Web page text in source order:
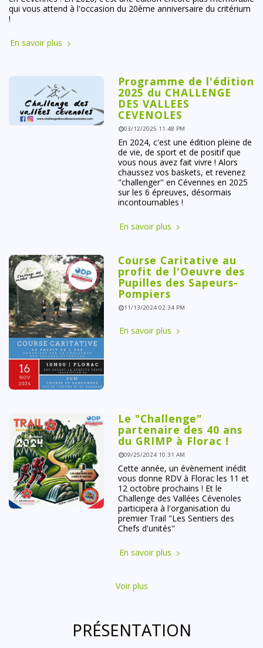
qui vous attend à l'occasion du 20ème anniversaire du critérium
!
En savoir plus
Programme de l'édition
2025 du CHALLENGE
DES VALLEES
CEVENOLES
03/12/2025 11:48 PM
En 2024, c'est une édition pleine de
de vie, de sport et de positif que
vous nous avez fait vivre ! Alors
chaussez vos baskets, et revenez
"challenger" en Cévennes en 2025
sur les 6 épreuves, désormais
incontournables !
En savoir plus
Course Caritative au
profit de l'Oeuvre des
Pupilles des Sapeurs-
Pompiers
11/13/2024 02:34 PM
En savoir plus
Le "Challenge"
partenaire des 40 ans
du GRIMP à Florac !
09/25/2024 10:31 AM
Cette année, un évènement inédit
vous donne RDV à Florac les 11 et
12 octobre prochains ! Et le
Challenge des Vallées Cévenoles
participera à l'organisation du
premier Trail "Les Sentiers des
Chefs d'unités"
En savoir plus
Voir plus
PRÉSENTATION